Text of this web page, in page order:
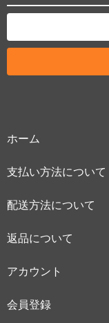
ホーム
支払い方法について
配送方法について
返品について
アカウント
会員登録